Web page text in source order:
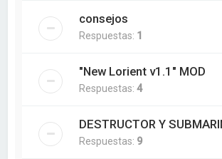
consejos
Respuestas: 1
"New Lorient v1.1" MOD
Respuestas:4
DESTRUCTOR Y
Respuestas: 9